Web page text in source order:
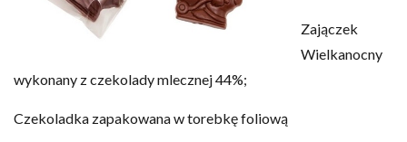
Zajączek
Wielkanocny
wykonany z czekolady mlecznej 44%;
Czekoladka zapakowana w torebkę foliową